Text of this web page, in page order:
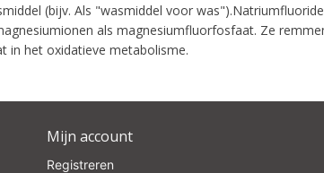
(bijv. Als "wasmiddel voor
als magnesiumfluorfosfaat. Ze
in het oxidatieve metabolisme.
Mijn account
Registreren